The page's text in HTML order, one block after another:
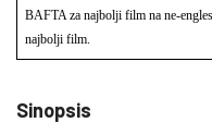
BAFTA za najbolji film na ne-
najbolji film.
Sinopsis